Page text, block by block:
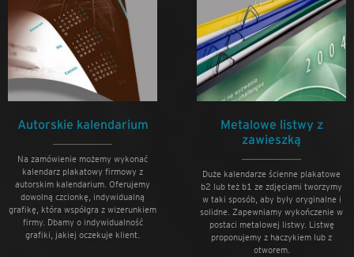
Autorskie kalendarium
Na zamówienie możemy wykonać
kalendarz plakatowy firmowy z
autorskim kalendarium. Oferujemy
dowolną czcionkę, indywidualną
grafikę, która współgra z wizerunkiem
firmy. Dbamy o indywidualność
grafiki, jakiej oczekuje klient.
Metalowe listwy z
zawieszką
Duże kalendarze ścienne plakatowe
b2 lub też b1 ze zdjęciami tworzymy
w taki sposób, aby były oryginalne i
solidne. Zapewniamy wykończenie w
postaci metalowej listwy. Listwę
proponujemy z haczykiem lub z
otworem.